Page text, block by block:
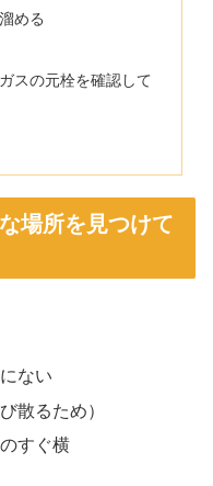
める
スの元栓を確認して
場所を見つけて
ない
散るため）
すぐ横